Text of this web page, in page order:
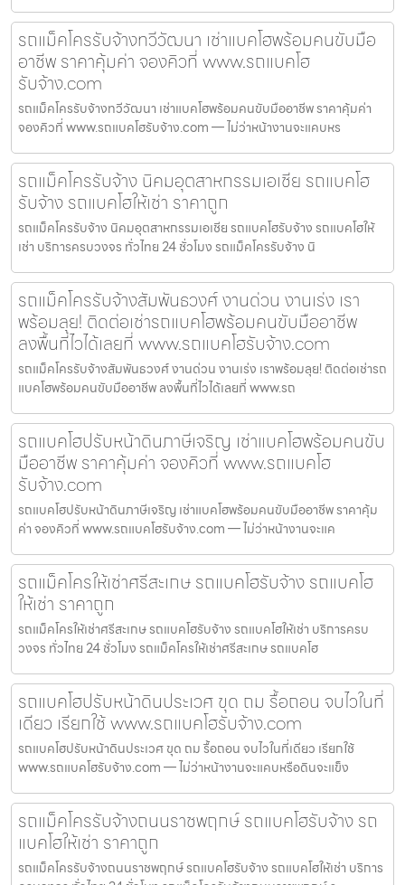
รถแม็คโครรับจ้างทวีวัฒนา เช่าแบคโฮพร้อมคนขับมือ
อาชีพ ราคาคุ้มค่า จองคิวที่ www.รถแบคโฮ
รับจ้าง.com
รถแม็คโครรับจ้างทวีวัฒนา เช่าแบคโฮพร้อมคนขับมืออาชีพ ราคาคุ้มค่า
จองคิวที่ www.รถแบคโฮรับจ้าง.com — ไม่ว่าหน้างานจะแคบหร
รถแม็คโครรับจ้าง นิคมอุตสาหกรรมเอเชีย รถแบคโฮ
รับจ้าง รถแบคโฮให้เช่า ราคาถูก
รถแม็คโครรับจ้าง นิคมอุตสาหกรรมเอเชีย รถแบคโฮรับจ้าง รถแบคโฮให้
เช่า บริการครบวงจร ทั่วไทย 24 ชั่วโมง รถแม็คโครรับจ้าง นิ
รถแม็คโครรับจ้างสัมพันธวงศ์ งานด่วน งานเร่ง เรา
พร้อมลุย! ติดต่อเช่ารถแบคโฮพร้อมคนขับมืออาชีพ
ลงพื้นที่ไวได้เลยที่ www.รถแบคโฮรับจ้าง.com
รถแม็คโครรับจ้างสัมพันธวงศ์ งานด่วน งานเร่ง เราพร้อมลุย! ติดต่อเช่ารถ
แบคโฮพร้อมคนขับมืออาชีพ ลงพื้นที่ไวได้เลยที่ www.รถ
รถแบคโฮปรับหน้าดินภาษีเจริญ เช่าแบคโฮพร้อมคนขับ
มืออาชีพ ราคาคุ้มค่า จองคิวที่ www.รถแบคโฮ
รับจ้าง.com
รถแบคโฮปรับหน้าดินภาษีเจริญ เช่าแบคโฮพร้อมคนขับมืออาชีพ ราคาคุ้ม
ค่า จองคิวที่ www.รถแบคโฮรับจ้าง.com — ไม่ว่าหน้างานจะแค
รถแม็คโครให้เช่าศรีสะเกษ รถแบคโฮรับจ้าง รถแบคโฮ
ให้เช่า ราคาถูก
รถแม็คโครให้เช่าศรีสะเกษ รถแบคโฮรับจ้าง รถแบคโฮให้เช่า บริการครบ
วงจร ทั่วไทย 24 ชั่วโมง รถแม็คโครให้เช่าศรีสะเกษ รถแบคโฮ
รถแบคโฮปรับหน้าดินประเวศ ขุด ถม รื้อถอน จบไวในที่
เดียว เรียกใช้ www.รถแบคโฮรับจ้าง.com
รถแบคโฮปรับหน้าดินประเวศ ขุด ถม รื้อถอน จบไวในที่เดียว เรียกใช้
www.รถแบคโฮรับจ้าง.com — ไม่ว่าหน้างานจะแคบหรือดินจะแข็ง
รถแม็คโครรับจ้างถนนราชพฤกษ์ รถแบคโฮรับจ้าง รถ
แบคโฮให้เช่า ราคาถูก
รถแม็คโครรับจ้างถนนราชพฤกษ์ รถแบคโฮรับจ้าง รถแบคโฮให้เช่า บริการ